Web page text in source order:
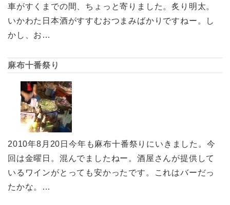
車がすくまでの間、ちょっと寄りました。炙り明太。
いかわた日本酒がすすむおつまみばかりですねー。し
かし、お…
麻布十番祭り
2010年8月20日今年も麻布十番祭りにいきました。今
回は金曜日。混んでましたねー。酒屋さんが提供して
いるワインがとっても安かったです。これはバーだっ
たかな。…